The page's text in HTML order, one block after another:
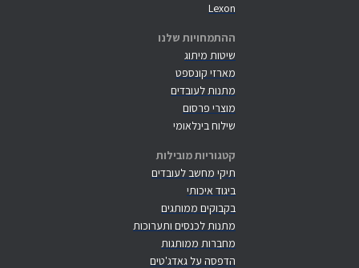
Lexon
ההתמחויות שלנו
שיטות מיתוג
מארזי קונספט
מתנות לעובדים
מוצרי פרסום
שילוח בינלאומי
קטגוריות מובילות
תיקי מחשב לעובדים
ביגוד איכותי
בקבוקים ממותגים
מתנות לכנסים ותערוכות
מחברות ממותגות
הדפסה על גאדג'טים